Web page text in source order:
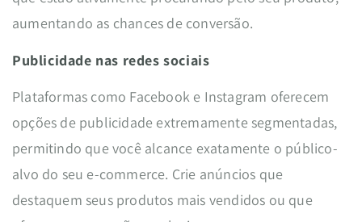
aumentando as chances de conversão.
Publicidade nas redes sociais
Plataformas como Facebook e Instagram oferecem
opções de publicidade extremamente segmentadas,
permitindo que você alcance exatamente o público-
alvo do seu e-commerce. Crie anúncios que
destaquem seus produtos mais vendidos ou que